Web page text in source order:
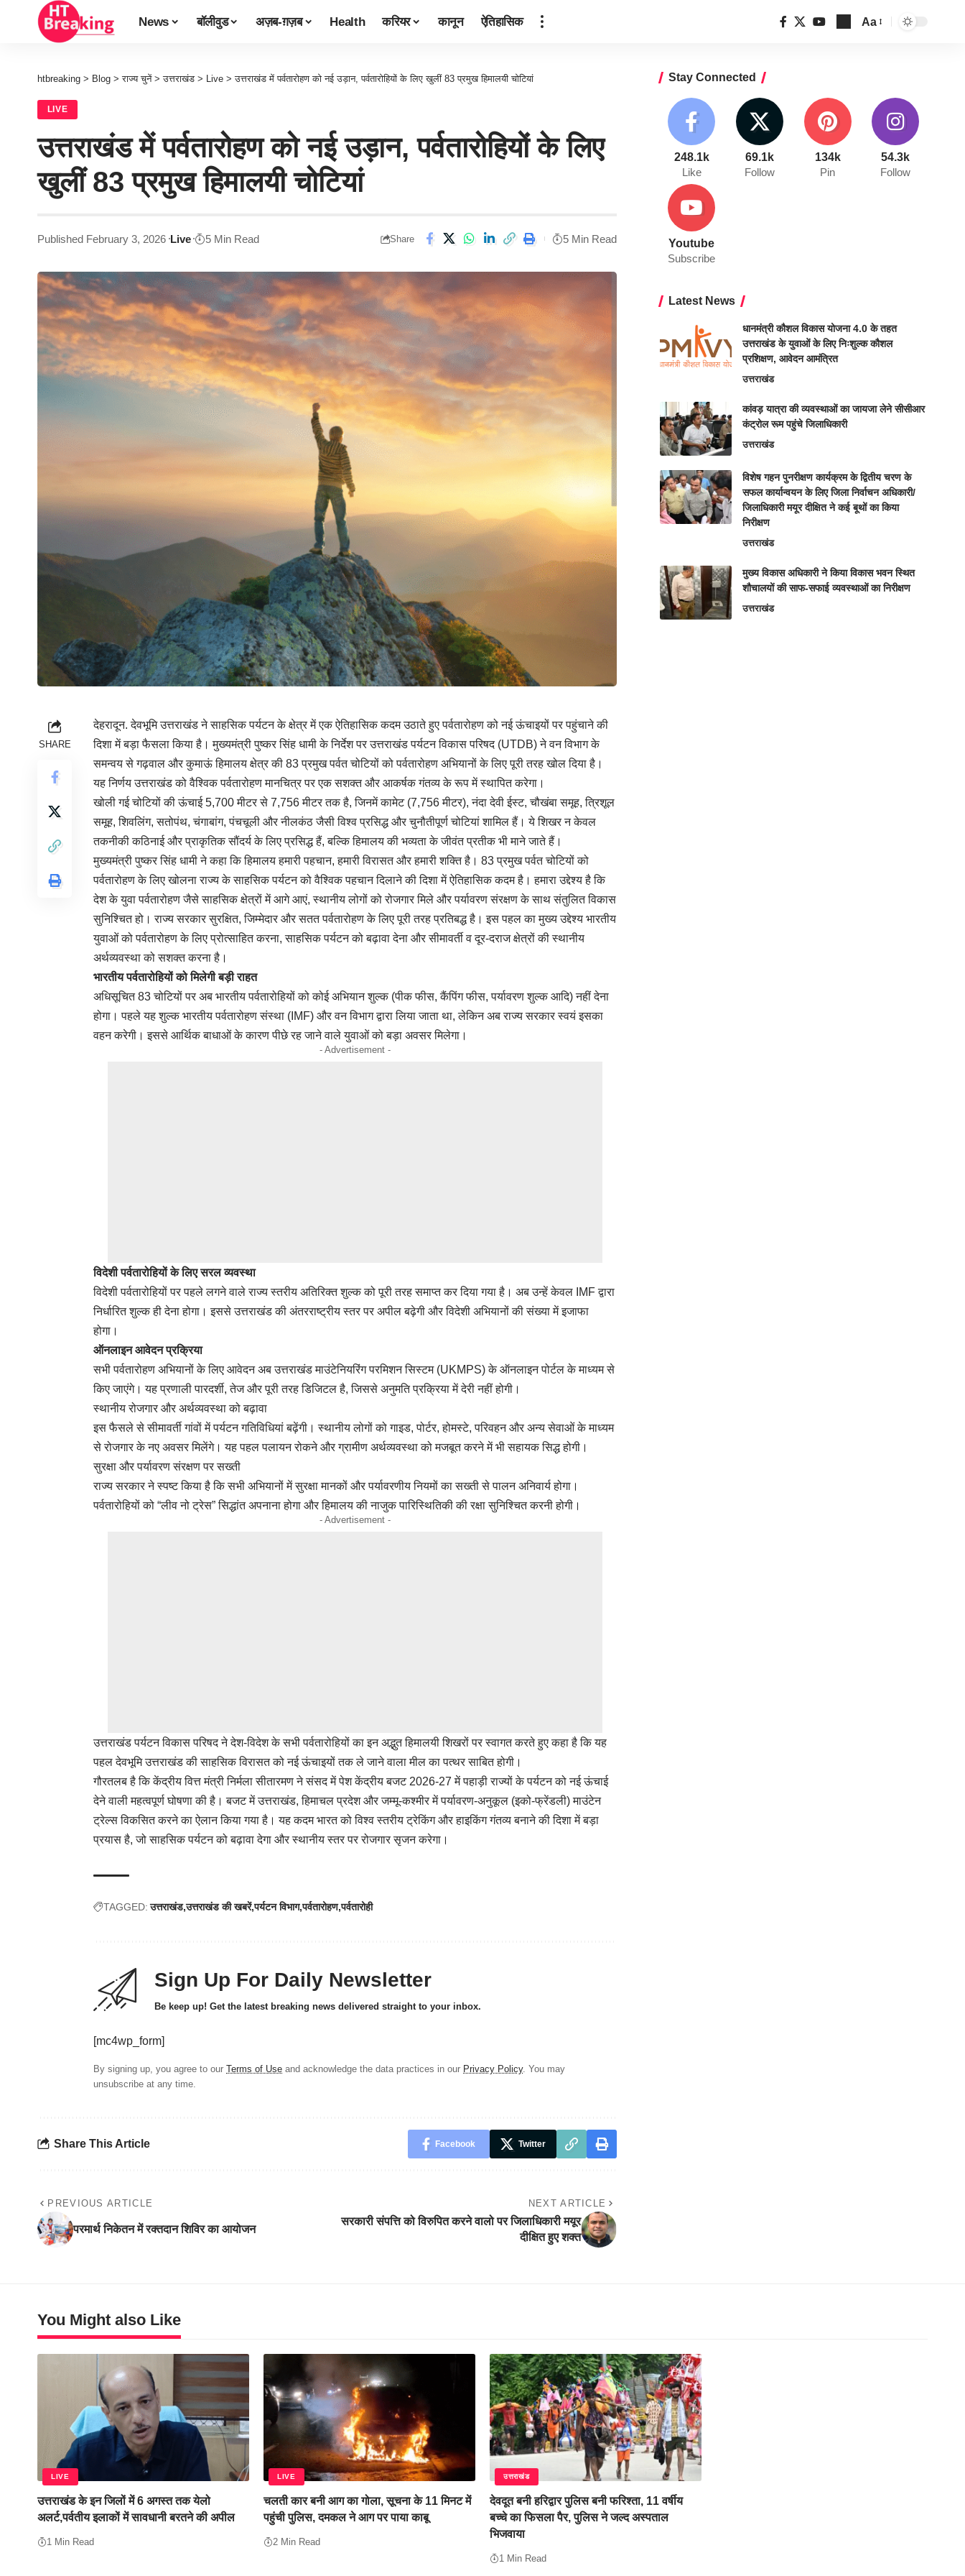
News बॉलीवुड अज़ब-ग़ज़ब Health करियर कानून ऐतिहासिक Aa
htbreaking > Blog >राज्य चुनें >उत्तराखंड > Live >उत्तराखंड में पर्वतारोहण को नई उड़ान, पर्वतारोहियों के लिए खुलीं 83 प्रमुख हिमालयी चोटियां
LIVE
उत्तराखंड में पर्वतारोहण को नई उड़ान, पर्वतारोहियों के लिए
खुलीं 83 प्रमुख हिमालयी चोटियां
Published February 3, 2026 Live 5 Min Read Share 5 Min Read
SHARE
देहरादून. देवभूमि उत्तराखंड ने साहसिक पर्यटन के क्षेत्र में एक ऐतिहासिक कदम उठाते हुए पर्वतारोहण को नई ऊंचाइयों पर पहुंचाने की
दिशा में बड़ा फैसला किया है। मुख्यमंत्री पुष्कर सिंह धामी के निर्देश पर उत्तराखंड पर्यटन विकास परिषद (UTDB) ने वन विभाग के
समन्वय से गढ़वाल और कुमाऊं हिमालय क्षेत्र की 83 प्रमुख पर्वत चोटियों को पर्वतारोहण अभियानों के लिए पूरी तरह खोल दिया है।
यह निर्णय उत्तराखंड को वैश्विक पर्वतारोहण मानचित्र पर एक सशक्त और आकर्षक गंतव्य के रूप में स्थापित करेगा।
खोली गई चोटियों की ऊंचाई 5,700 मीटर से 7,756 मीटर तक है, जिनमें कामेट (7,756 मीटर), नंदा देवी ईस्ट, चौखंबा समूह, त्रिशूल
समूह, शिवलिंग, सतोपंथ, चंगाबांग, पंचचूली और नीलकंठ जैसी विश्व प्रसिद्ध और चुनौतीपूर्ण चोटियां शामिल हैं। ये शिखर न केवल
तकनीकी कठिनाई और प्राकृतिक सौंदर्य के लिए प्रसिद्ध हैं, बल्कि हिमालय की भव्यता के जीवंत प्रतीक भी माने जाते हैं।
मुख्यमंत्री पुष्कर सिंह धामी ने कहा कि हिमालय हमारी पहचान, हमारी विरासत और हमारी शक्ति है। 83 प्रमुख पर्वत चोटियों को
पर्वतारोहण के लिए खोलना राज्य के साहसिक पर्यटन को वैश्विक पहचान दिलाने की दिशा में ऐतिहासिक कदम है। हमारा उद्देश्य है कि
देश के युवा पर्वतारोहण जैसे साहसिक क्षेत्रों में आगे आएं, स्थानीय लोगों को रोजगार मिले और पर्यावरण संरक्षण के साथ संतुलित विकास
सुनिश्चित हो। राज्य सरकार सुरक्षित, जिम्मेदार और सतत पर्वतारोहण के लिए पूरी तरह प्रतिबद्ध है। इस पहल का मुख्य उद्देश्य भारतीय
युवाओं को पर्वतारोहण के लिए प्रोत्साहित करना, साहसिक पर्यटन को बढ़ावा देना और सीमावर्ती व दूर-दराज क्षेत्रों की स्थानीय
अर्थव्यवस्था को सशक्त करना है।
भारतीय पर्वतारोहियों को मिलेगी बड़ी राहत
अधिसूचित 83 चोटियों पर अब भारतीय पर्वतारोहियों को कोई अभियान शुल्क (पीक फीस, कैंपिंग फीस, पर्यावरण शुल्क आदि) नहीं देना
होगा। पहले यह शुल्क भारतीय पर्वतारोहण संस्था (IMF) और वन विभाग द्वारा लिया जाता था, लेकिन अब राज्य सरकार स्वयं इसका
वहन करेगी। इससे आर्थिक बाधाओं के कारण पीछे रह जाने वाले युवाओं को बड़ा अवसर मिलेगा।
- Advertisement -
विदेशी पर्वतारोहियों के लिए सरल व्यवस्था
विदेशी पर्वतारोहियों पर पहले लगने वाले राज्य स्तरीय अतिरिक्त शुल्क को पूरी तरह समाप्त कर दिया गया है। अब उन्हें केवल IMF द्वारा
निर्धारित शुल्क ही देना होगा। इससे उत्तराखंड की अंतरराष्ट्रीय स्तर पर अपील बढ़ेगी और विदेशी अभियानों की संख्या में इजाफा
होगा।
ऑनलाइन आवेदन प्रक्रिया
सभी पर्वतारोहण अभियानों के लिए आवेदन अब उत्तराखंड माउंटेनियरिंग परमिशन सिस्टम (UKMPS) के ऑनलाइन पोर्टल के माध्यम से
किए जाएंगे। यह प्रणाली पारदर्शी, तेज और पूरी तरह डिजिटल है, जिससे अनुमति प्रक्रिया में देरी नहीं होगी।
स्थानीय रोजगार और अर्थव्यवस्था को बढ़ावा
इस फैसले से सीमावर्ती गांवों में पर्यटन गतिविधियां बढ़ेंगी। स्थानीय लोगों को गाइड, पोर्टर, होमस्टे, परिवहन और अन्य सेवाओं के माध्यम
से रोजगार के नए अवसर मिलेंगे। यह पहल पलायन रोकने और ग्रामीण अर्थव्यवस्था को मजबूत करने में भी सहायक सिद्ध होगी।
सुरक्षा और पर्यावरण संरक्षण पर सख्ती
राज्य सरकार ने स्पष्ट किया है कि सभी अभियानों में सुरक्षा मानकों और पर्यावरणीय नियमों का सख्ती से पालन अनिवार्य होगा।
पर्वतारोहियों को “लीव नो ट्रेस” सिद्धांत अपनाना होगा और हिमालय की नाजुक पारिस्थितिकी की रक्षा सुनिश्चित करनी होगी।
- Advertisement -
उत्तराखंड पर्यटन विकास परिषद ने देश-विदेश के सभी पर्वतारोहियों का इन अद्भुत हिमालयी शिखरों पर स्वागत करते हुए कहा है कि यह
पहल देवभूमि उत्तराखंड की साहसिक विरासत को नई ऊंचाइयों तक ले जाने वाला मील का पत्थर साबित होगी।
गौरतलब है कि केंद्रीय वित्त मंत्री निर्मला सीतारमण ने संसद में पेश केंद्रीय बजट 2026-27 में पहाड़ी राज्यों के पर्यटन को नई ऊंचाई
देने वाली महत्वपूर्ण घोषणा की है। बजट में उत्तराखंड, हिमाचल प्रदेश और जम्मू-कश्मीर में पर्यावरण-अनुकूल (इको-फ्रेंडली) माउंटेन
ट्रेल्स विकसित करने का ऐलान किया गया है। यह कदम भारत को विश्व स्तरीय ट्रेकिंग और हाइकिंग गंतव्य बनाने की दिशा में बड़ा
प्रयास है, जो साहसिक पर्यटन को बढ़ावा देगा और स्थानीय स्तर पर रोजगार सृजन करेगा।
TAGGED: उत्तराखंड उत्तराखंड की खबरें पर्यटन विभाग पर्वतारोहण पर्वतारोही
Sign Up For Daily Newsletter
Be keep up! Get the latest breaking news delivered straight to your inbox.
[mc4wp_form]
By signing up, you agree to our Terms of Use and acknowledge the data practices in our Privacy Policy. You may
unsubscribe at any time.
Share This Article Facebook Twitter
PREVIOUS ARTICLE
परमार्थ निकेतन में रक्तदान शिविर का आयोजन
NEXT ARTICLE
सरकारी संपत्ति को विरुपित करने वालो पर जिलाधिकारी मयूर
दीक्षित हुए शक्त
Stay Connected
248.1k
Like
69.1k
Follow
134k
Pin
54.3k
Follow
Youtube
Subscribe
Latest News
धानमंत्री कौशल विकास योजना 4.0 के तहत
उत्तराखंड के युवाओं के लिए निःशुल्क कौशल
प्रशिक्षण, आवेदन आमंत्रित
उत्तराखंड
कांवड़ यात्रा की व्यवस्थाओं का जायजा लेने सीसीआर
कंट्रोल रूम पहुंचे जिलाधिकारी
उत्तराखंड
विशेष गहन पुनरीक्षण कार्यक्रम के द्वितीय चरण के
सफल कार्यान्वयन के लिए जिला निर्वाचन अधिकारी/
जिलाधिकारी मयूर दीक्षित ने कई बूथों का किया
निरीक्षण
उत्तराखंड
मुख्य विकास अधिकारी ने किया विकास भवन स्थित
शौचालयों की साफ-सफाई व्यवस्थाओं का निरीक्षण
उत्तराखंड
You Might also Like
LIVE
उत्तराखंड के इन जिलों में 6 अगस्त तक येलो
अलर्ट,पर्वतीय इलाकों में सावधानी बरतने की अपील
1 Min Read
LIVE
चलती कार बनी आग का गोला, सूचना के 11 मिनट में
पहुंची पुलिस, दमकल ने आग पर पाया काबू
2 Min Read
उत्तराखंड
देवदूत बनी हरिद्वार पुलिस बनी फरिश्ता, 11 वर्षीय
बच्चे का फिसला पैर, पुलिस ने जल्द अस्पताल
भिजवाया
1 Min Read